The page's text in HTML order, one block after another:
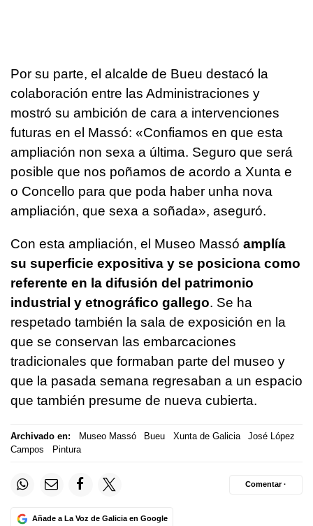
Por su parte, el alcalde de Bueu destacó la
colaboración entre las Administraciones y
mostró su ambición de cara a intervenciones
futuras en el Massó: «Confiamos en que esta
ampliación non sexa a última. Seguro que será
posible que nos poñamos de acordo a Xunta e
o Concello para que poda haber unha nova
ampliación, que sexa a soñada», aseguró.
Con esta ampliación, el Museo Massó amplía
su superficie expositiva y se posiciona como
referente en la difusión del patrimonio
industrial y etnográfico gallego. Se ha
respetado también la sala de exposición en la
que se conservan las embarcaciones
tradicionales que formaban parte del museo y
que la pasada semana regresaban a un espacio
que también presume de nueva cubierta.
Archivado en: Museo Massó Bueu Xunta de Galicia
José López
Campos
Pintura
Añade a La Voz de Galicia en Google
Comentar ·